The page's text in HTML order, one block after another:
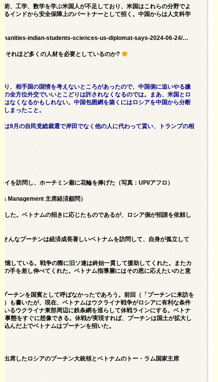
、工学、数学を学ぶ米国人が不足しており、米国はこれらの分野でよ
インドから安全保障上のパートナーとして招く。中国からは人文科学
indian-students-sciences-us-diplomat-says-2024-06-24/…
それほど多くの人材を必要としているのか?
、相手国の国情を考えないところがあったので、中国側に追いやる嫌
全方位外交でいいとこどりは許されなくなるのでは。まあ、米国とロ
なくなるかもしれない。中国包囲網を築くにはロシアを中国から分断
しまったこと。
9月の自民党総裁選で岸田でなく他の人に代わって貰い、トランプの相
を訪問し、ホーチミン廟に花輪を捧げた（写真：UPI/アフロ）
Management 主席経済顧問）
た。ベトナムの招きに応じたものであるが、ロシア側が招請を依頼し
んなプーチンは経済成長著しいベトナムを訪問して、自身が孤立して
している。戦争の際に旧ソ連は終始一貫して援助してくれた。またカ
手を差し伸べてくれた。ベトナム指導層にはその恩に応えたいのと意
ーチンを国賓として呼ばなかったであろう。前回（「 プーチンに来訪を
）も書いたが、現在、ベトナムはウクライナ戦争がロシアに有利な条件
るウクライナ東部周辺に鉄条網を巡らして休戦ラインにする。ベトナ
態をすぐに想像できる。休戦が実現すれば、プーチンは国土が拡大し
んだ上でベトナムはプーチンを招いた。
席したロシアのプーチン大統領とベトナムのトー・ラム国家主席